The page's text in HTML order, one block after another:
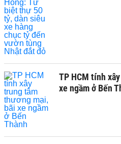
TP HCM tính
xe ngầm ở Bến